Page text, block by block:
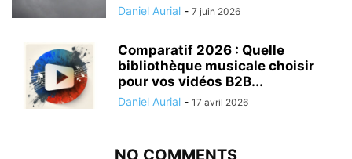
Daniel Aurial - 7 juin 2026
Comparatif 2026 : Quelle
bibliothèque musicale choisir
pour vos vidéos B2B...
Daniel Aurial - 17 avril 2026
NO COMMENTS